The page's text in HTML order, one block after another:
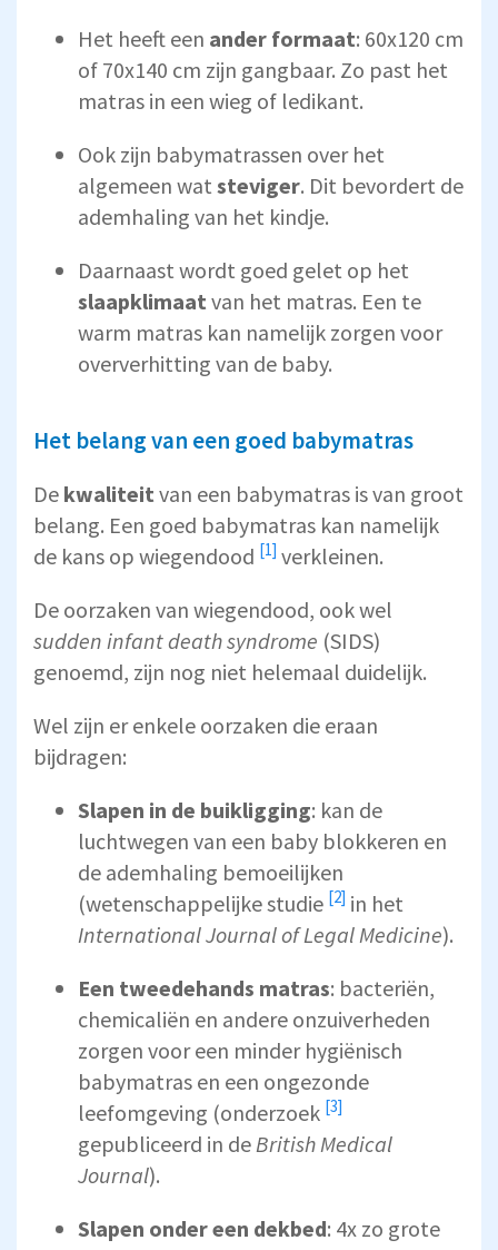
Het heeft een ander formaat: 60x120 cm
of 70x140 cm zijn gangbaar. Zo past het
matras in een wieg of ledikant.
Ook zijn babymatrassen over het
algemeen wat steviger. Dit bevordert de
ademhaling van het kindje.
Daarnaast wordt goed gelet op het
slaapklimaat van het matras. Een te
warm matras kan namelijk zorgen voor
oververhitting van de baby.
Het belang van een goed babymatras
De kwaliteit van een babymatras is van groot
belang. Een goed babymatras kan namelijk
de kans op wiegendood [1] verkleinen.
De oorzaken van wiegendood, ook wel
sudden infant death syndrome (SIDS)
genoemd, zijn nog niet helemaal duidelijk.
Wel zijn er enkele oorzaken die eraan
bijdragen:
Slapen in de buikligging: kan de
luchtwegen van een baby blokkeren en
de ademhaling bemoeilijken
(wetenschappelijke studie [2] in het
International Journal of Legal Medicine).
Een tweedehands matras: bacteriën,
chemicaliën en andere onzuiverheden
zorgen voor een minder hygiënisch
babymatras en een ongezonde
leefomgeving (onderzoek [3]
gepubliceerd in de British Medical
Journal).
Slapen onder een dekbed: 4x zo grote